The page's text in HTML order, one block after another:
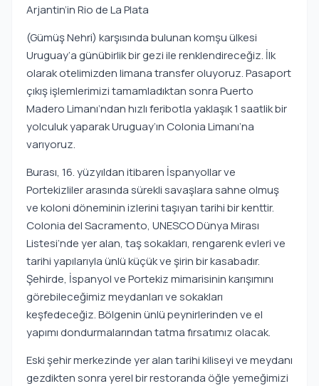
Arjantin’in Rio de La Plata
(Gümüş Nehri) karşısında bulunan komşu ülkesi
Uruguay’a günübirlik bir gezi ile renklendireceğiz. İlk
olarak otelimizden limana transfer oluyoruz. Pasaport
çıkış işlemlerimizi tamamladıktan sonra Puerto
Madero Limanı’ndan hızlı feribotla yaklaşık 1 saatlik bir
yolculuk yaparak Uruguay’ın Colonia Limanı’na
varıyoruz.
Burası, 16. yüzyıldan itibaren İspanyollar ve
Portekizliler arasında sürekli savaşlara sahne olmuş
ve koloni döneminin izlerini taşıyan tarihi bir kenttir.
Colonia del Sacramento, UNESCO Dünya Mirası
Listesi’nde yer alan, taş sokakları, rengarenk evleri ve
tarihi yapılarıyla ünlü küçük ve şirin bir kasabadır.
Şehirde, İspanyol ve Portekiz mimarisinin karışımını
görebileceğimiz meydanları ve sokakları
keşfedeceğiz. Bölgenin ünlü peynirlerinden ve el
yapımı dondurmalarından tatma fırsatımız olacak.
Eski şehir merkezinde yer alan tarihi kiliseyi ve meydanı
gezdikten sonra yerel bir restoranda öğle yemeğimizi